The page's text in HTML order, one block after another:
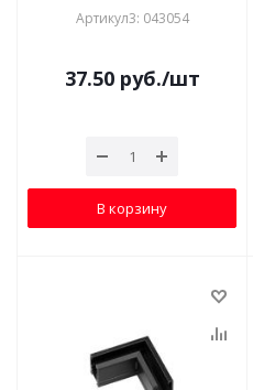
Артикул3: 043054
37.50руб./шт
В корзину